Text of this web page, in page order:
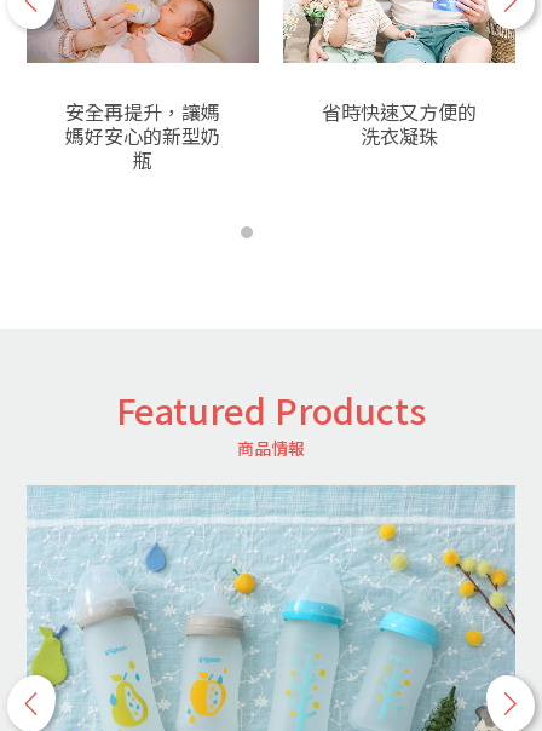
安全再提升，讓媽
媽好安心的新型奶
瓶
省時快速又方便的
洗衣凝珠
p
n
e
Featured Products
商品情報
p
n